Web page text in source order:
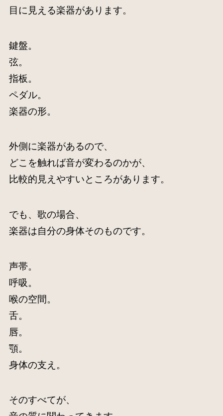
目に見える楽器があります。
鍵盤。
弦。
指板。
ペダル。
楽器の形。
外側に楽器があるので、
どこを触れば音が変わるのかが、
比較的見えやすいところがあります。
でも、歌の場合、
楽器は自分の身体そのものです。
声帯。
呼吸。
喉の空間。
舌。
唇。
顎。
身体の支え。
そのすべてが、